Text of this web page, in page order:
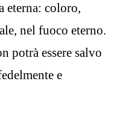
eterna: coloro,
nel fuoco eterno.
potrà essere salvo
e